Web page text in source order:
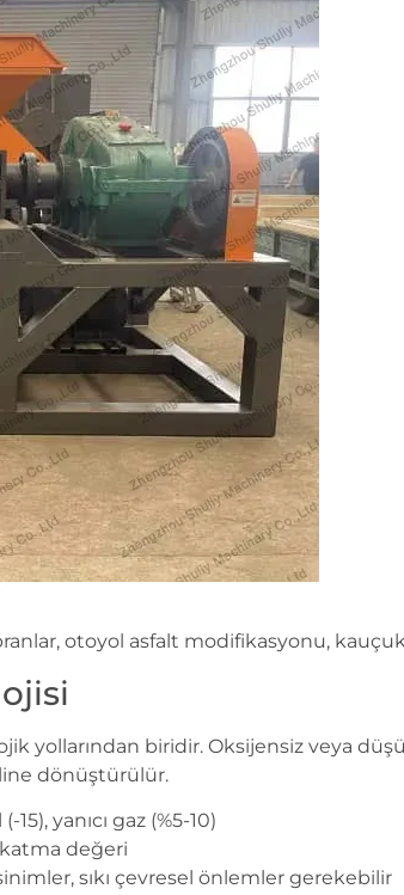
otoyol asfalt modifikasyonu,
yollarından biridir. Oksijensiz veya
dönüştürülür.
yanıcı gaz (%5-10)
değeri
sıkı çevresel önlemler gerekebilir